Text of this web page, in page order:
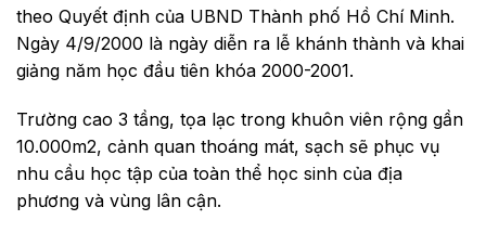
theo Quyết định của UBND Thành phố Hồ Chí Minh.
Ngày 4/9/2000 là ngày diễn ra lễ khánh thành và khai
giảng năm học đầu tiên khóa 2000-2001.
Trường cao 3 tầng, tọa lạc trong khuôn viên rộng gần
10.000m2, cảnh quan thoáng mát, sạch sẽ phục vụ
nhu cầu học tập của toàn thể học sinh của địa
phương và vùng lân cận.